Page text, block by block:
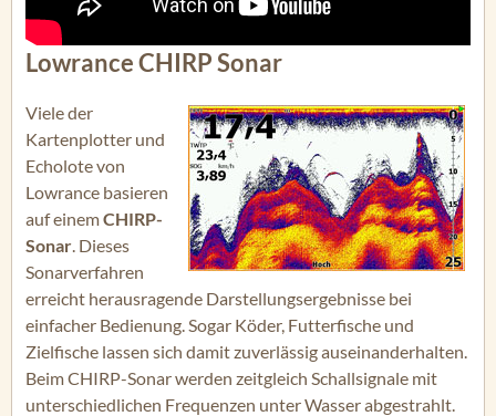
Lowrance CHIRP Sonar
Viele der
Kartenplotter und
Echolote von
Lowrance basieren
auf einemCHIRP-
Sonar. Dieses
Sonarverfahren
erreicht herausragende Darstellungsergebnisse bei
einfacher Bedienung. Sogar Köder, Futterfische und
Zielfische lassen sich damit zuverlässig auseinanderhalten.
Beim CHIRP-Sonar werden zeitgleich Schallsignale mit
unterschiedlichen Frequenzen unter Wasser abgestrahlt.